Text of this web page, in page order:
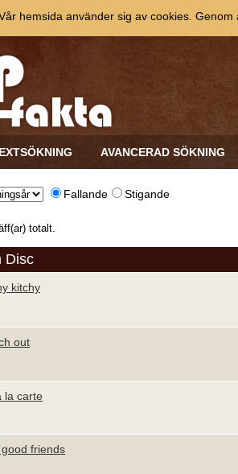
AVANCERAD SÖKNING
Fallande Stigande
totalt.
Disc
kitchy
out
la carte
friends
hemsida använder sig av cookies.